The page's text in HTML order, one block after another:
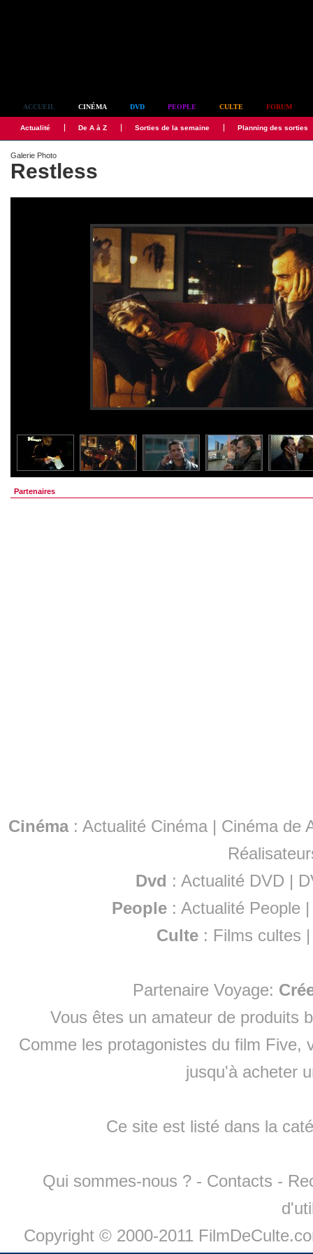
ACCUEIL CINÉMA DVD PEOPLE CULTE FORUM
Actualité De A à Z Sorties de la semaine Planning des sorties
Galerie Photo
Restless
Partenaires
Cinéma: Actualité Cinéma | Cinéma de
Dvd : Actualité DVD |
People :Actualité People
Culte : Films cultes
Partenaire Voyage:
Vous êtes un amateur de produits
Comme les protagonistes du film Five,
jusqu'à acheter
Ce site est listé dans la
Qui sommes-nous ? - Contacts -
Copyright © 2000-2011